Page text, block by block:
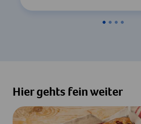
Hier gehts fein weiter